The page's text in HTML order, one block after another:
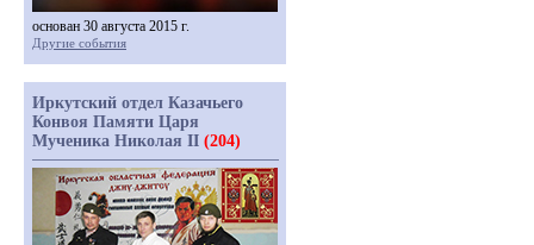
основан 30 августа 2015 г.
Другие события
Иркутский отдел Казачьего
Конвоя Памяти Царя
Мученика Николая II (204)